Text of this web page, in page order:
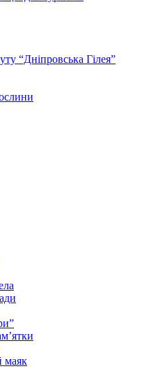
“Дніпровська Гілея”
маяк